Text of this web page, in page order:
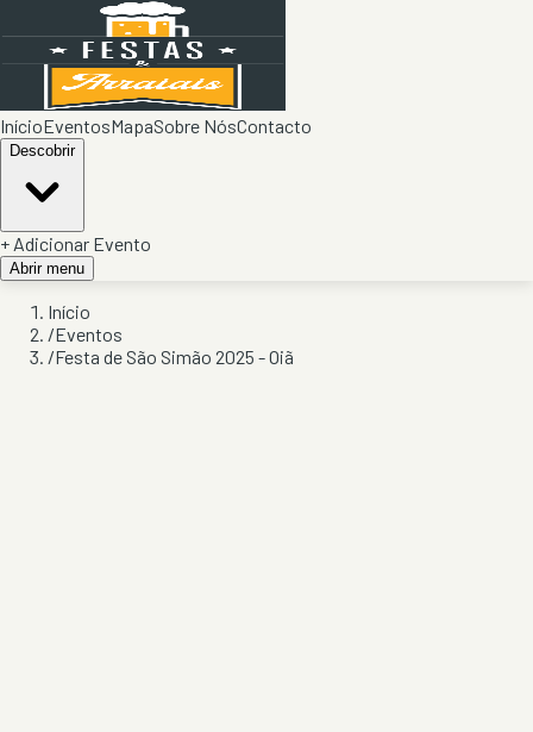
InícioEventosMapaSobre NósContacto
Descobrir
+ Adicionar Evento
Abrir menu
Início
/Eventos
/Festa de São Simão 2025 - Oiã